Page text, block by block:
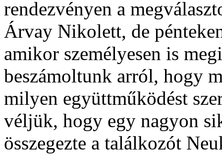
rendezvényen a
Árvay Nikolett, de
amikor személyesen is
beszámoltunk arról, hogy
milyen együttműködést
véljük, hogy egy nagyon
összegezte a találkozót